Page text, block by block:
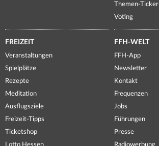
Themen-Ticker
Voting
FREIZEIT
Veranstaltungen
Spielplätze
Rezepte
Meditation
Ausflugsziele
Freizeit-Tipps
Ticketshop
Lotto Hessen
FFH-WELT
FFH-App
Newsletter
Kontakt
Frequenzen
Jobs
Führungen
Presse
Radiowerbung